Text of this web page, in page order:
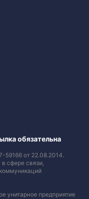
обязательна
59166 от 22.08.2014.
сфере связи,
унитарное предприятие